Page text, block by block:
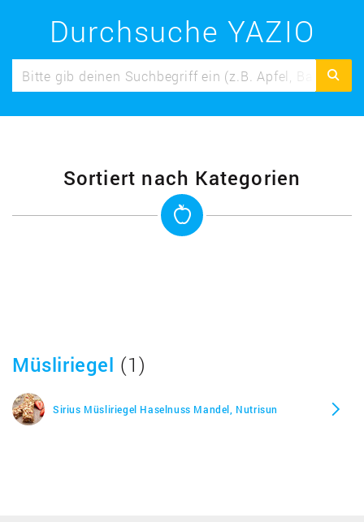
Durchsuche YAZIO
Sortiert nach Kategorien
Müsliriegel (1)
Sirius Müsliriegel Haselnuss Mandel, Nutrisun